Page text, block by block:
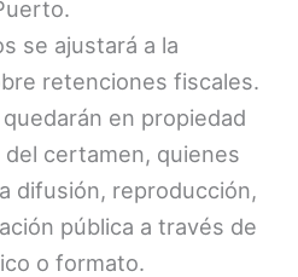
se ajustará a la
retenciones fiscales.
en propiedad
certamen, quienes
difusión, reproducción,
pública a través de
o formato.